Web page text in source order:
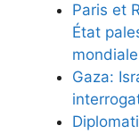
Paris et
État
mondiale
Gaza: